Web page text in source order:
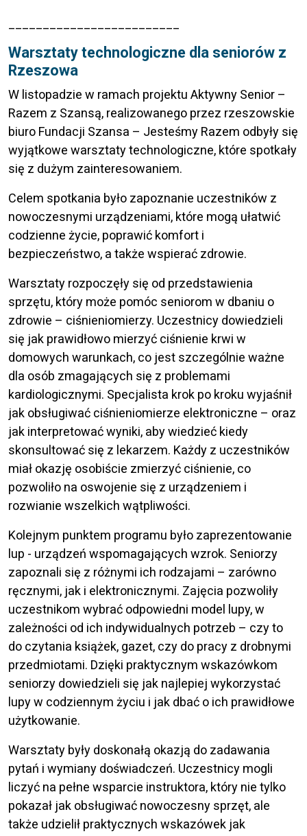
Warsztaty technologiczne dla seniorów z
Rzeszowa
W listopadzie w ramach projektu Aktywny Senior –
Razem z Szansą, realizowanego przez rzeszowskie
biuro Fundacji Szansa – Jesteśmy Razem odbyły się
wyjątkowe warsztaty technologiczne, które spotkały
się z dużym zainteresowaniem.
Celem spotkania było zapoznanie uczestników z
nowoczesnymi urządzeniami, które mogą ułatwić
codzienne życie, poprawić komfort i
bezpieczeństwo, a także wspierać zdrowie.
Warsztaty rozpoczęły się od przedstawienia
sprzętu, który może pomóc seniorom w dbaniu o
zdrowie – ciśnieniomierzy. Uczestnicy dowiedzieli
się jak prawidłowo mierzyć ciśnienie krwi w
domowych warunkach, co jest szczególnie ważne
dla osób zmagających się z problemami
kardiologicznymi. Specjalista krok po kroku wyjaśnił
jak obsługiwać ciśnieniomierze elektroniczne – oraz
jak interpretować wyniki, aby wiedzieć kiedy
skonsultować się z lekarzem. Każdy z uczestników
miał okazję osobiście zmierzyć ciśnienie, co
pozwoliło na oswojenie się z urządzeniem i
rozwianie wszelkich wątpliwości.
Kolejnym punktem programu było zaprezentowanie
lup - urządzeń wspomagających wzrok. Seniorzy
zapoznali się z różnymi ich rodzajami – zarówno
ręcznymi, jak i elektronicznymi. Zajęcia pozwoliły
uczestnikom wybrać odpowiedni model lupy, w
zależności od ich indywidualnych potrzeb – czy to
do czytania książek, gazet, czy do pracy z drobnymi
przedmiotami. Dzięki praktycznym wskazówkom
seniorzy dowiedzieli się jak najlepiej wykorzystać
lupy w codziennym życiu i jak dbać o ich prawidłowe
użytkowanie.
Warsztaty były doskonałą okazją do zadawania
pytań i wymiany doświadczeń. Uczestnicy mogli
liczyć na pełne wsparcie instruktora, który nie tylko
pokazał jak obsługiwać nowoczesny sprzęt, ale
także udzielił praktycznych wskazówek jak